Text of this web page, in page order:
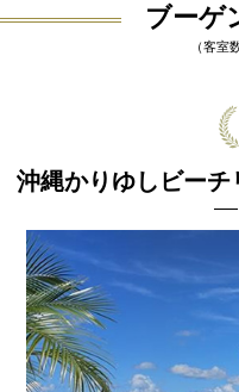
ブーゲ
（客室
沖縄かりゆしビー